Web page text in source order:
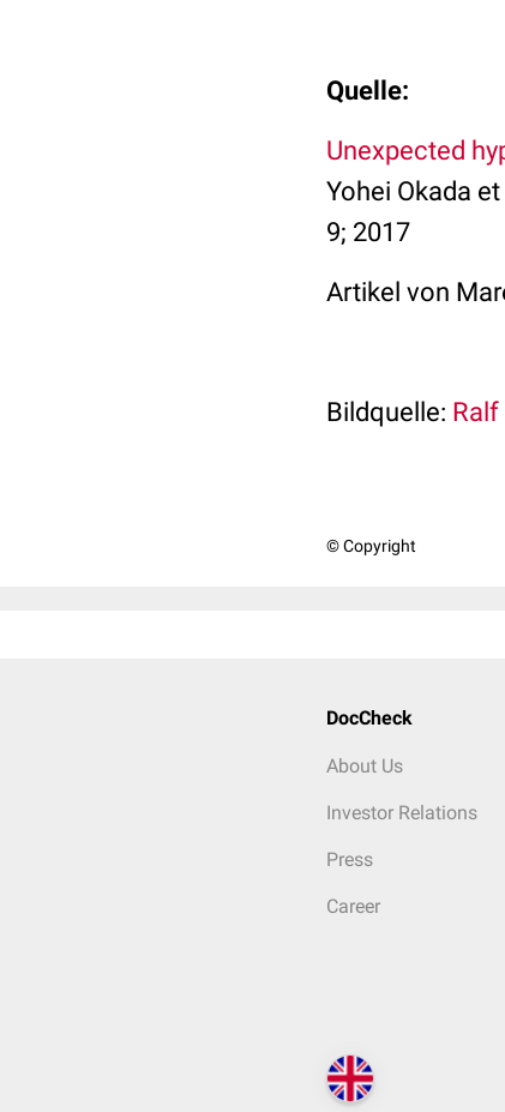
Quelle:
Unexpected
Yohei Okada et
9; 2017
Artikel von
Bildquelle:
© Copyright
DocCheck
About Us
Investor Relations
Press
Career